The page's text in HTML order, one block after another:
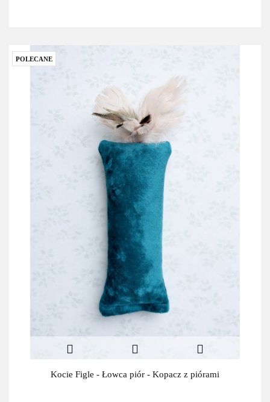
POLECANE
Kocie Figle - Łowca piór - Kopacz z piórami